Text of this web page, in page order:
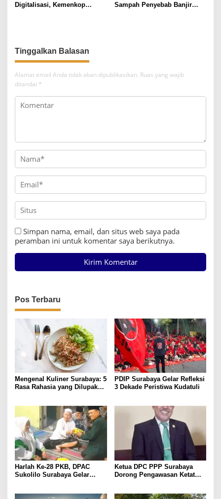
Digitalisasi, Kemenkop
Sampah Penyebab Banjir
Tinggalkan Balasan
Alamat email Anda tidak akan dipublikasikan. Ruas yang wajib
ditandai *
Simpan nama, email, dan situs web saya pada
peramban ini untuk komentar saya berikutnya.
Pos Terbaru
Mengenal Kuliner Surabaya: 5
Rasa Rahasia yang Dilupakan
PDIP Surabaya Gelar Refleksi
3 Dekade Peristiwa Kudatuli
Harlah Ke-28 PKB, DPAC
Sukolilo Surabaya Gelar
Ketua DPC PPP Surabaya
Dorong Pengawasan Ketat